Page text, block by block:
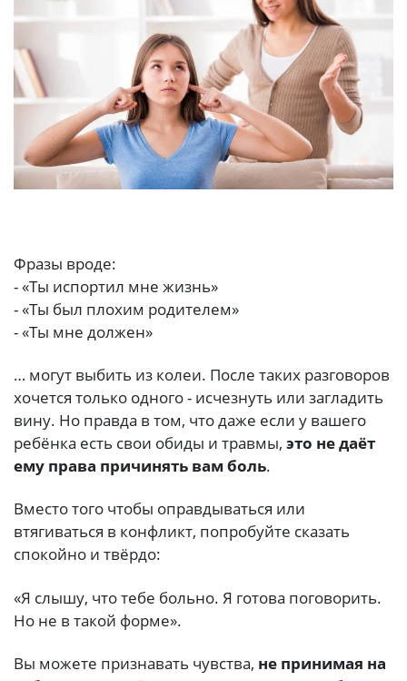
Фразы вроде:
- «Ты испортил мне жизнь»
- «Ты был плохим родителем»
- «Ты мне должен»
… могут выбить из колеи. После таких разговоров
хочется только одного - исчезнуть или загладить
вину. Но правда в том, что даже если у вашего
ребёнка есть свои обиды и травмы, это не даёт
ему права причинять вам боль.
Вместо того чтобы оправдываться или
втягиваться в конфликт, попробуйте сказать
спокойно и твёрдо:
«Я слышу, что тебе больно. Я готова поговорить.
Но не в такой форме».
Вы можете признавать чувства, не принимая на